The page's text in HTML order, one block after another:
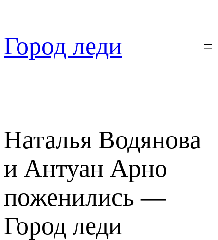
содержимому
Город леди
Наталья Водянова
и Антуан Арно
поженились —
Город леди